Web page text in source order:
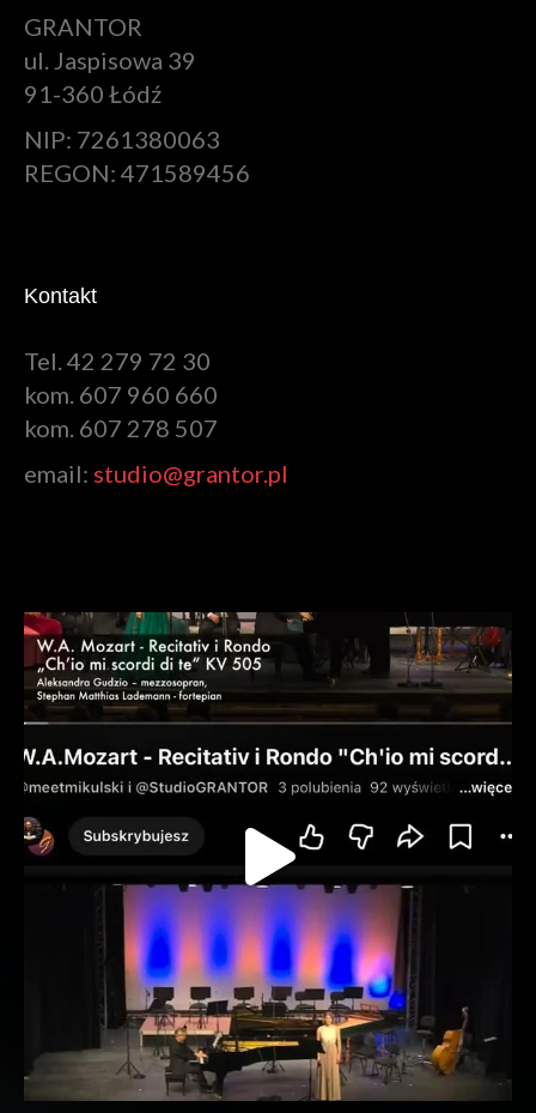
GRANTOR
ul. Jaspisowa 39
91-360 Łódź
NIP: 7261380063
REGON: 471589456
Kontakt
Tel. 42 279 72 30
kom. 607 960 660
kom. 607 278 507
email: studio@grantor.pl